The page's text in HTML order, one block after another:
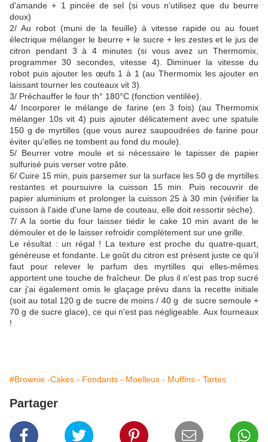
d'amande + 1 pincée de sel (si vous n'utilisez que du beurre
doux)
2/ Au robot (muni de la feuille) à vitesse rapide ou au fouet
électrique mélanger le beurre + le sucre + les zestes et le jus de
citron pendant 3 à 4 minutes (si vous avez un Thermomix,
programmer 30 secondes, vitesse 4). Diminuer la vitesse du
robot puis ajouter les œufs 1 à 1 (au Thermomix les ajouter en
laissant tourner les couteaux vit 3).
3/ Préchauffer le four th° 180°C (fonction ventilée).
4/ Incorporer le mélange de farine (en 3 fois) (au Thermomix
mélanger 10s vit 4) puis ajouter délicatement avec une spatule
150 g de myrtilles (que vous aurez saupoudrées de farine pour
éviter qu'elles ne tombent au fond du moule).
5/ Beurrer votre moule et si nécessaire le tapisser de papier
sulfurisé puis verser votre pâte.
6/ Cuire 15 min, puis parsemer sur la surface les 50 g de myrtilles
restantes et poursuivre la cuisson 15 min. Puis recouvrir de
papier aluminium et prolonger la cuisson 25 à 30 min (vérifier la
cuisson à l'aide d'une lame de couteau, elle doit ressortir sèche).
7/ A la sortie du four laisser tiédir le cake 10 min avant de le
démouler et de le laisser refroidir complètement sur une grille.
Le résultat : un régal ! La texture est proche du quatre-quart,
généreuse et fondante. Le goût du citron est présent juste ce qu’il
faut pour relever le parfum des myrtilles qui elles-mêmes
apportent une touche de fraîcheur. De plus il n'est pas trop sucré
car j'ai également omis le glaçage prévu dans la recette initiale
(soit au total 120 g de sucre de moins / 40 g de sucre semoule +
70 g de sucre glace), ce qui n'est pas négligeable. Aux fourneaux
!
#Brownie -Cakes - Fondants - Moelleux - Muffins - Tartes
Partager